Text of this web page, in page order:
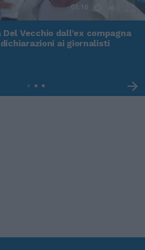
01:16
Del Vecchio dall'ex compagna
ai giornalisti